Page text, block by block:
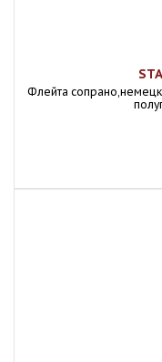
Флейта